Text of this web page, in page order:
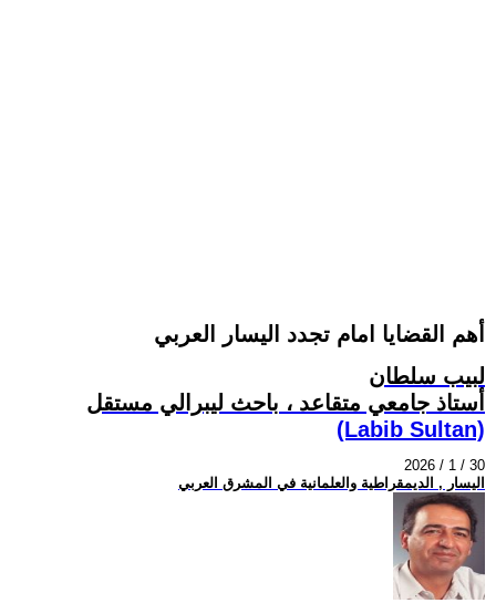
أهم القضايا امام تجدد اليسار العربي
لبيب سلطان
أستاذ جامعي متقاعد ، باحث ليبرالي مستقل
(Labib Sultan)
2026 / 1 / 30
اليسار , الديمقراطية والعلمانية في المشرق العربي